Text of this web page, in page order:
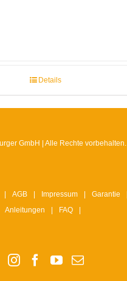
Details
GmbH | Alle Rechte vorbehalten.
AGB Impressum
Garantie
Anleitungen
FAQ